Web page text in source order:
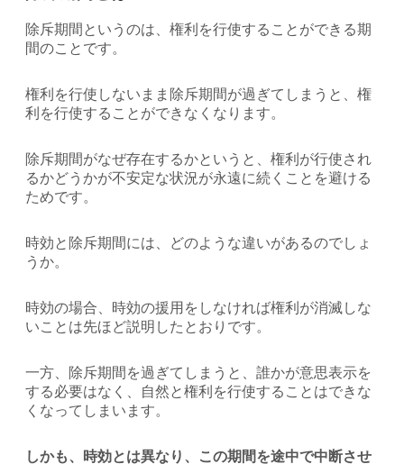
除斥期間というのは、権利を行使することができる期
間のことです。
権利を行使しないまま除斥期間が過ぎてしまうと、権
利を行使することができなくなります。
除斥期間がなぜ存在するかというと、権利が行使され
るかどうかが不安定な状況が永遠に続くことを避ける
ためです。
時効と除斥期間には、どのような違いがあるのでしょ
うか。
時効の場合、時効の援用をしなければ権利が消滅しな
いことは先ほど説明したとおりです。
一方、除斥期間を過ぎてしまうと、誰かが意思表示を
する必要はなく、自然と権利を行使することはできな
くなってしまいます。
しかも、時効とは異なり、この期間を途中で中断させ